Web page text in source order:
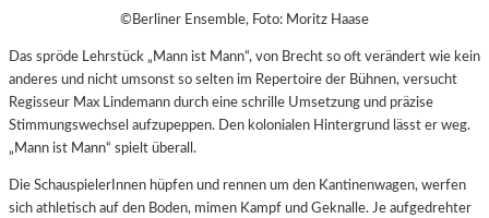
©Berliner Ensemble, Foto: Moritz Haase
Das spröde Lehrstück „Mann ist Mann“, von Brecht so oft verändert wie kein
anderes und nicht umsonst so selten im Repertoire der Bühnen, versucht
Regisseur Max Lindemann durch eine schrille Umsetzung und präzise
Stimmungswechsel aufzupeppen. Den kolonialen Hintergrund lässt er weg.
„Mann ist Mann“ spielt überall.
Die SchauspielerInnen hüpfen und rennen um den Kantinenwagen, werfen
sich athletisch auf den Boden, mimen Kampf und Geknalle. Je aufgedrehter